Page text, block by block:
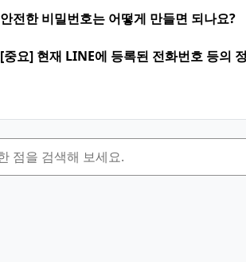
안전한 비밀번호는 어떻게 만들면 되나요?
[중요] 현재 LINE에 등록된 전화번호 등의